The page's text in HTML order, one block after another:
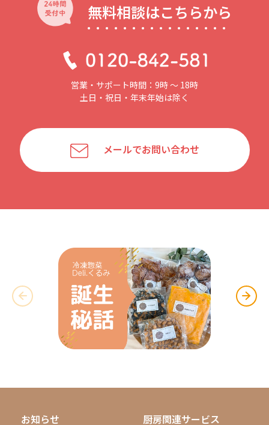
無料相談はこちらから
営業・サポート時間：9時 〜 18時
土日・祝日・年末年始は除く
メールでお問い合わせ
お知らせ 厨房関連サービス